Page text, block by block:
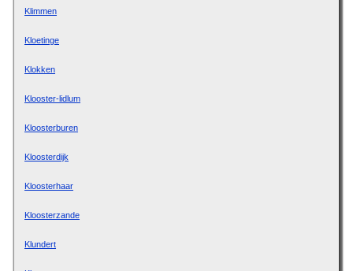
Klimmen
Kloetinge
Klokken
Klooster-lidlum
Kloosterburen
Kloosterdijk
Kloosterhaar
Kloosterzande
Klundert